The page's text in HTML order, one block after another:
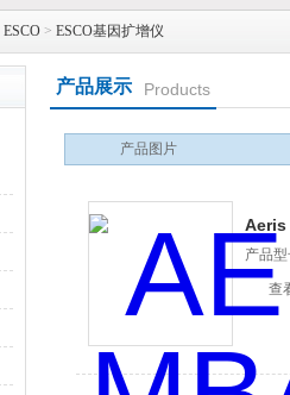
ESCO > ESCO基因扩增仪
产品展示 Products
产品图片
Aeris
产品
查